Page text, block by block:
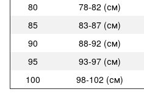
80
78-82 (см)
85
83-87 (см)
90
88-92 (см)
95
93-97 (см)
100
98-102 (см)